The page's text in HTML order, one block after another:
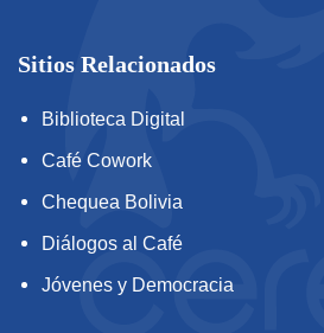
Sitios Relacionados
Biblioteca Digital
Café Cowork
Chequea Bolivia
Diálogos al Café
Jóvenes y Democracia